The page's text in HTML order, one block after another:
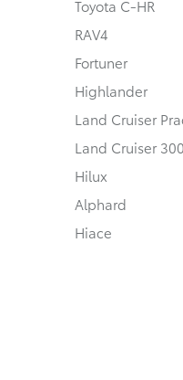
Toyota C-HR
RAV4
Fortuner
Highlander
Land Cruiser
Land Cruiser 300
Hilux
Alphard
Hiace